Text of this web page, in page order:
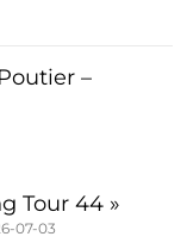
–
Tour 44 »
07-03